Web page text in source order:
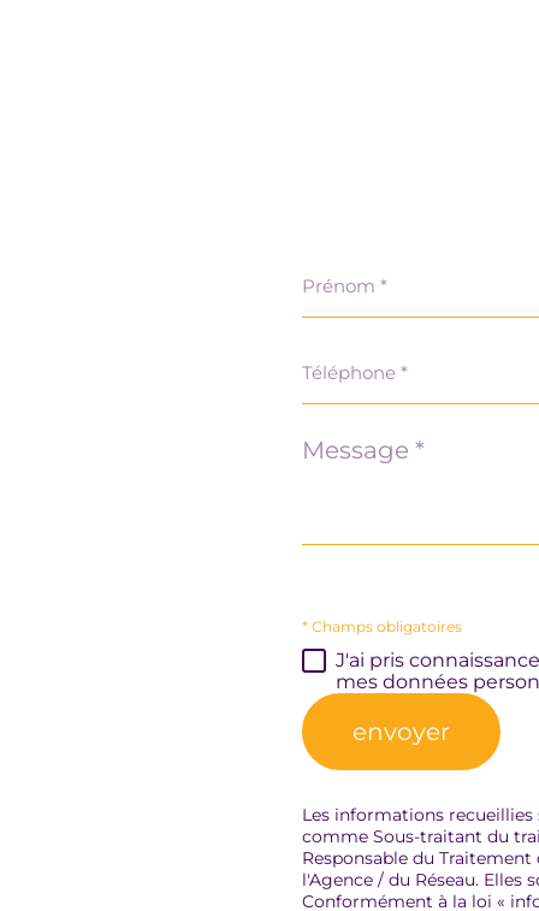
Prénom
Téléphone
Message
* Champs obligatoires
J'ai pris
mes données
envoyer
Les informations
comme Sous-traitant du
Responsable du
l'Agence / du Réseau. Elles
Conformément à la loi «